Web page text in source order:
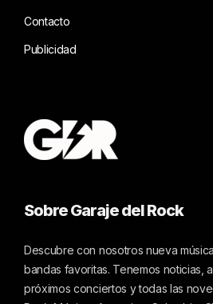
Contacto
Publicidad
Sobre Garaje del Rock
Descubre con nosotros nueva
bandas favoritas. Tenemos noticias,
próximos conciertos y todas las